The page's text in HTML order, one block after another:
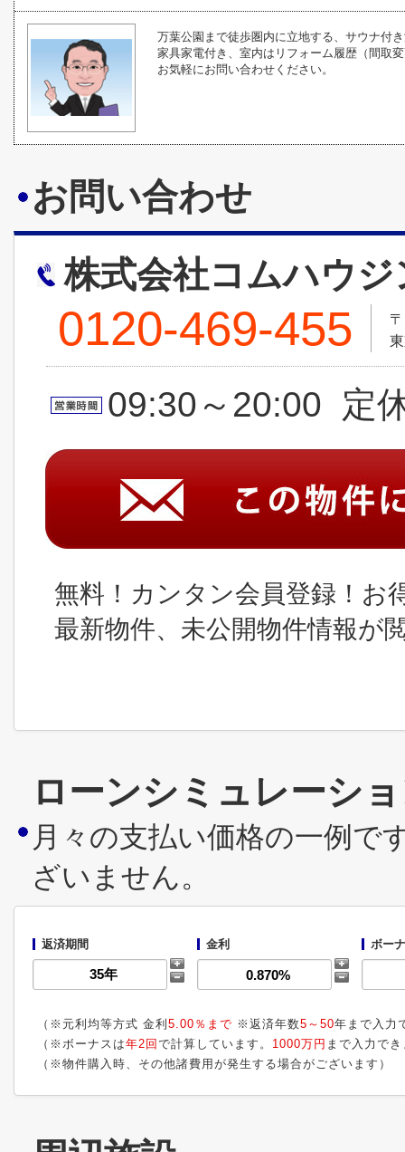
万葉公園まで徒歩圏内に立地する、サウナ付
家具家電付き、室内はリフォーム履歴（間取
お気軽にお問い合わせください。
お問い合わせ
株式会社コムハウジ
0120-469-455
09:30～20:00 定
無料！カンタン会員登録！お
最新物件、未公開物件情報が
ローンシミュレーシ
月々の支払い価格の一例で
ざいません。
返済期間 金利 ボー
（※元利均等方式 金利 5.00％まで ※返済年数5～50年まで入力
（※ボーナスは年2回 で計算しています。 1000万円 まで入力で
（※物件購入時、その他諸費用が発生する場合がございます）